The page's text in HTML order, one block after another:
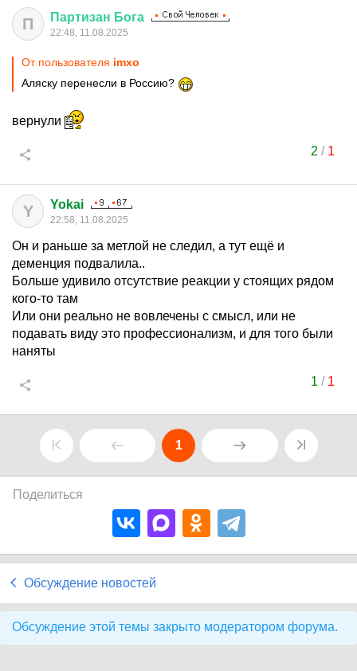
П Партизан Бога
22:48, 11.08.2025
От пользователя imxo
Аляску перенесли в Россию?
вернули
2 / 1
Y Yokai
22:58, 11.08.2025
Он и раньше за метлой не следил, а тут ещё и
деменция подвалила..
Больше удивило отсутствие реакции у стоящих рядом
кого-то там
Или они реально не вовлечены с смысл, или не
подавать виду это профессионализм, и для того были
наняты
1 / 1
1
Поделиться
Обсуждение новостей
Обсуждение этой темы закрыто модератором форума.